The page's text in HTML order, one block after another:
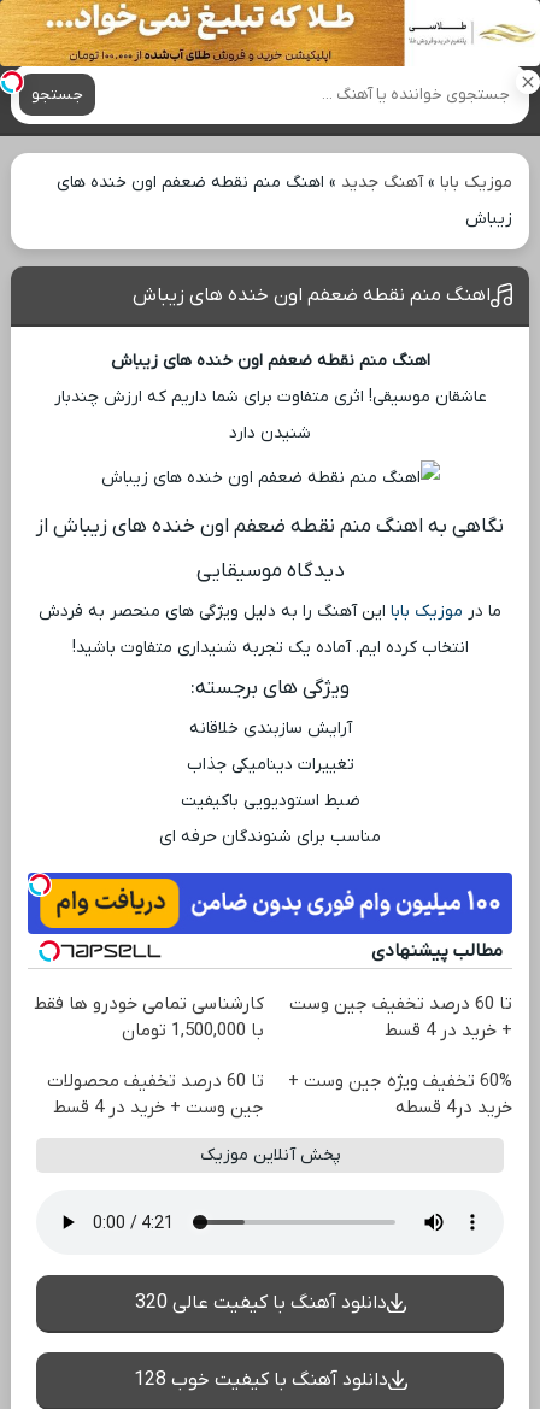
آهنگ های جدید
جستجو
موزیک بابا»آهنگ جدید » اهنگ منم نقطه ضعفم اون خنده های
زیباش
اهنگ منم نقطه ضعفم اون خنده های زیباش
اهنگ منم نقطه ضعفم اون خنده های زیباش
عاشقان موسیقی! اثری متفاوت برای شما داریم که ارزش چندبار
شنیدن دارد
نگاهی به اهنگ منم نقطه ضعفم اون خنده های زیباش از
دیدگاه موسیقایی
ما در موزیک بابا این آهنگ را به دلیل ویژگی ‌های منحصر به فردش
انتخاب کرده ‌ایم. آماده یک تجربه شنیداری متفاوت باشید!
ویژگی ‌های برجسته:
آرایش سازبندی خلاقانه
تغییرات دینامیکی جذاب
ضبط استودیویی باکیفیت
مناسب برای شنوندگان حرفه ‌ای
مطالب پیشنهادی
تا 60 درصد تخفیف جین وست
+ خرید در 4 قسط
کارشناسی تمامی خودرو ها فقط
با 1,500,000 تومان
60% تخفیف ویژه جین وست +
خرید در4 قسطه
تا 60 درصد تخفیف محصولات
جین وست + خرید در 4 قسط
پخش آنلاین موزیک
دانلود آهنگ با کیفیت عالی 320
دانلود آهنگ با کیفیت خوب 128